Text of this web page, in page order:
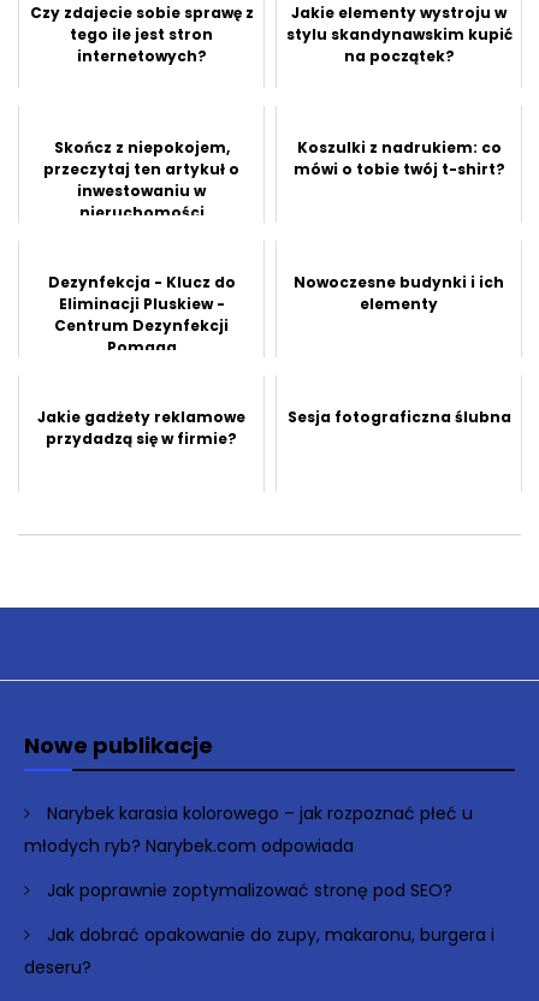
Czy zdajecie sobie sprawę z
tego ile jest stron
internetowych?
Jakie elementy wystroju w
stylu skandynawskim kupić
na początek?
Skończ z niepokojem,
przeczytaj ten artykuł o
inwestowaniu w
nieruchomości
Koszulki z nadrukiem: co
mówi o tobie twój t-shirt?
Dezynfekcja - Klucz do
Eliminacji Pluskiew -
Centrum Dezynfekcji
Pomaga
Nowoczesne budynki i ich
elementy
Jakie gadżety reklamowe
przydadzą się w firmie?
Sesja fotograficzna ślubna
Nowe publikacje
Narybek karasia kolorowego – jak rozpoznać płeć u
młodych ryb? Narybek.com odpowiada
Jak poprawnie zoptymalizować stronę pod SEO?
Jak dobrać opakowanie do zupy, makaronu, burgera i
deseru?